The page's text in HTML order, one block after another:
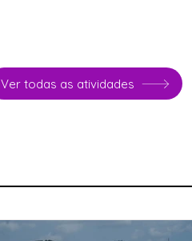
Ver todas as atividades